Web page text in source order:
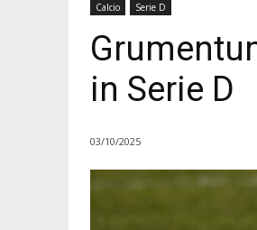
Calcio Serie D
in Serie D
03/10/2025